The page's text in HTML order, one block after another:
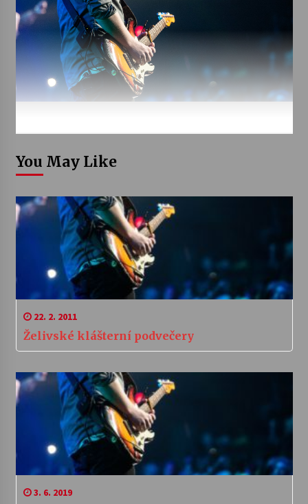
You May Like
22. 2. 2011
Želivské klášterní podvečery
3. 6. 2019